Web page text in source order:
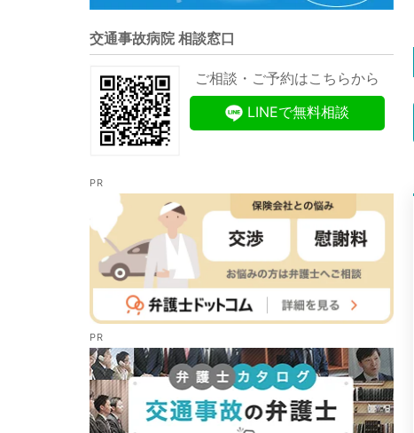
交通事故病院 相談窓口
ご相談・ご予約はこちらから
LINEで無料相談